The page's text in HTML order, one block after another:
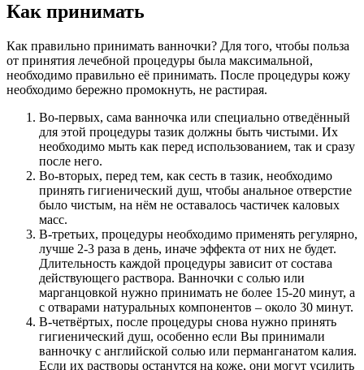
Как принимать
Как правильно принимать ванночки? Для того, чтобы польза
от принятия лечебной процедуры была максимальной,
необходимо правильно её принимать. После процедуры кожу
необходимо бережно промокнуть, не растирая.
Во-первых, сама ванночка или специально отведённый
для этой процедуры тазик должны быть чистыми. Их
необходимо мыть как перед использованием, так и сразу
после него.
Во-вторых, перед тем, как сесть в тазик, необходимо
принять гигиенический душ, чтобы анальное отверстие
было чистым, на нём не оставалось частичек каловых
масс.
В-третьих, процедуры необходимо применять регулярно,
лучше 2-3 раза в день, иначе эффекта от них не будет.
Длительность каждой процедуры зависит от состава
действующего раствора. Ванночки с солью или
марганцовкой нужно принимать не более 15-20 минут, а
с отварами натуральных компонентов – около 30 минут.
В-четвёртых, после процедуры снова нужно принять
гигиенический душ, особенно если Вы принимали
ванночку с английской солью или перманганатом калия.
Если их растворы останутся на коже, они могут усилить